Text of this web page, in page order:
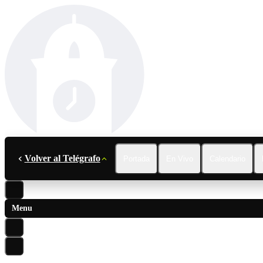
Volver al Telégrafo
Menu